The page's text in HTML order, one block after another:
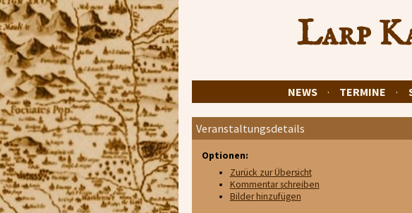
Larp
NEWS · TERMINE ·
Veranstaltungsdetails
Optionen:
Zurück zur Übersicht
Kommentar schreiben
Bilder hinzufügen